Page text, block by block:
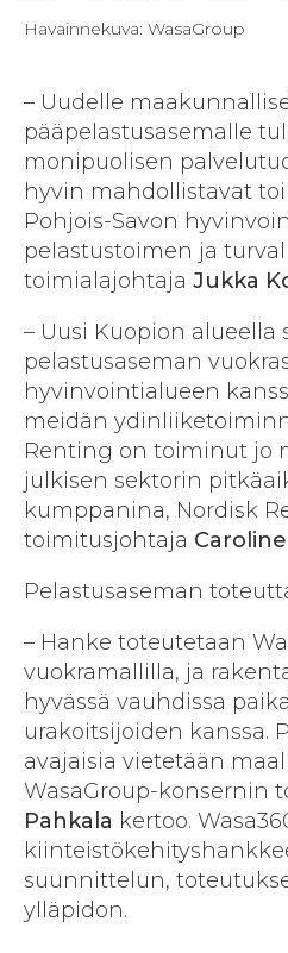
Havainnekuva: WasaGroup
– Uudelle
pääpelastusasemalle
monipuolisen
hyvin mahdollistavat
Pohjois-Savon
pelastustoimen ja
toimialajohtaja Jukka
– Uusi Kuopion alueella
pelastusaseman
hyvinvointialueen
meidän
Renting on toiminut jo
julkisen sektorin
kumppanina, Nordisk
toimitusjohtaja
Pelastusaseman
– Hanke toteutetaan
vuokramallilla, ja
hyvässä vauhdissa
urakoitsijoiden kanssa.
avajaisia vietetään
WasaGroup-konsernin
Pahkala kertoo.
suunnittelun,
ylläpidon.